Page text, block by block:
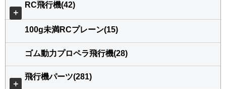
＋
RC飛行機(42)
100g未満RCプレーン(15)
ゴム動力プロペラ飛行機(28)
＋
飛行機パーツ(281)